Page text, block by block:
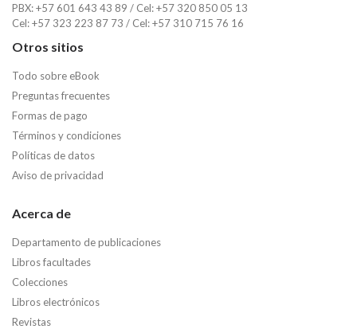
PBX: +57 601 643 43 89 / Cel: +57 320 850 05 13
Cel: +57 323 223 87 73 / Cel: +57 310 715 76 16
Otros sitios
Todo sobre eBook
Preguntas frecuentes
Formas de pago
Términos y condiciones
Políticas de datos
Aviso de privacidad
Acerca de
Departamento de publicaciones
Libros facultades
Colecciones
Libros electrónicos
Revistas